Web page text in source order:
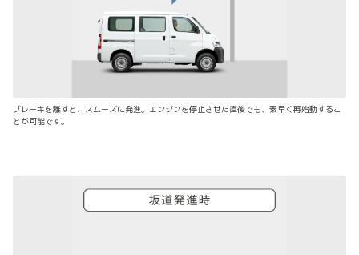
ブレーキを離すと、スムーズに発進。エンジンを停止させた直後でも、素早く再始動するこ
とが可能です。